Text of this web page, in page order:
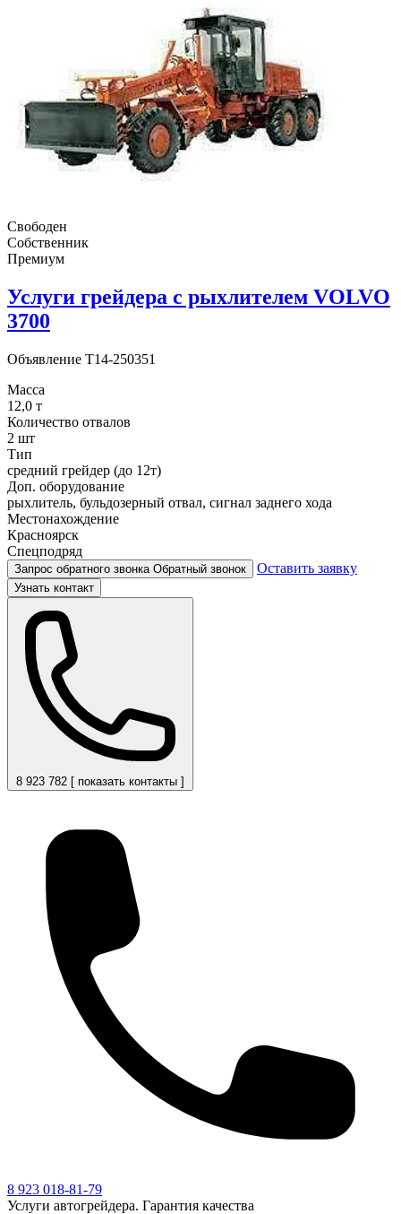
Свободен
Собственник
Премиум
Услуги грейдера с рыхлителем VOLVO
3700
Объявление T14-250351
Масса
12,0 т
Количество отвалов
2 шт
Тип
средний грейдер (до 12т)
Доп. оборудование
рыхлитель, бульдозерный отвал, сигнал заднего хода
Местонахождение
Красноярск
Спецподряд
Запрос обратного звонка Обратный звонок Оставить заявку
Узнать контакт
8 923 782 [ показать контакты ]
8 923 018-81-79
Услуги автогрейдера. Гарантия качества